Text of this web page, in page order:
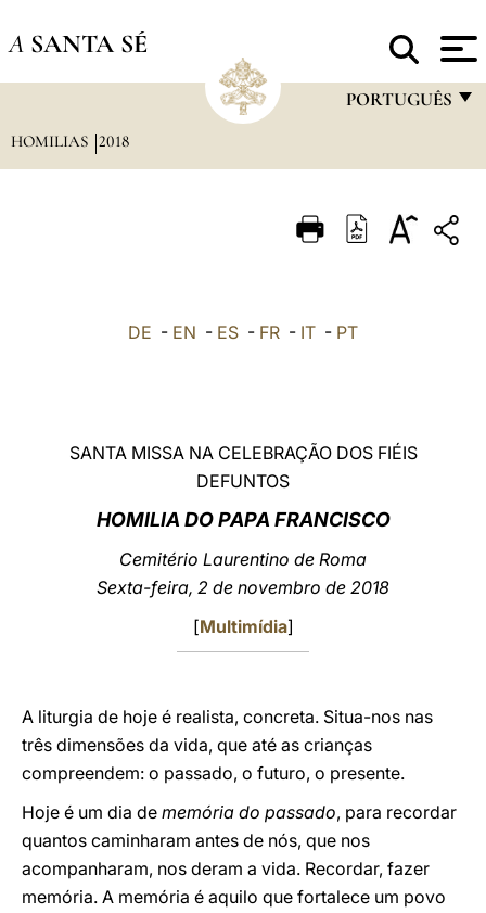
A SANTA SÉ
PORTUGUÊS
ITALIANO
LATINE
HOMILIAS 2018
DE - EN - ES - FR - IT - PT
SANTA MISSA NA CELEBRAÇÃO DOS FIÉIS
DEFUNTOS
HOMILIA DO PAPA FRANCISCO
Cemitério Laurentino de Roma
Sexta-feira, 2 de novembro de 2018
[Multimídia]
A liturgia de hoje é realista, concreta. Situa-nos nas
três dimensões da vida, que até as crianças
compreendem: o passado, o futuro, o presente.
Hoje é um dia de memória do passado, para recordar
quantos caminharam antes de nós, que nos
acompanharam, nos deram a vida. Recordar, fazer
memória. A memória é aquilo que fortalece um povo